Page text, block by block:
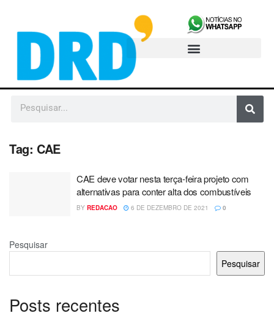
Tag: CAE
CAE deve votar nesta terça-feira projeto com
alternativas para conter alta dos combustíveis
BY REDACAO 6 DE DEZEMBRO DE 2021 0
Pesquisar
Pesquisar
Posts recentes